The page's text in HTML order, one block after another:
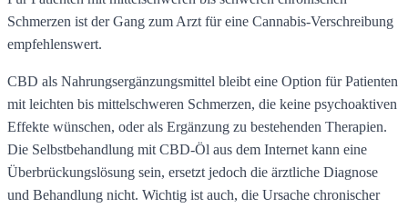
Schmerzen ist der Gang zum Arzt für eine Cannabis-Verschreibung
empfehlenswert.
CBD als Nahrungsergänzungsmittel bleibt eine Option für Patienten
mit leichten bis mittelschweren Schmerzen, die keine psychoaktiven
Effekte wünschen, oder als Ergänzung zu bestehenden Therapien.
Die Selbstbehandlung mit CBD-Öl aus dem Internet kann eine
Überbrückungslösung sein, ersetzt jedoch die ärztliche Diagnose
und Behandlung nicht. Wichtig ist auch, die Ursache chronischer